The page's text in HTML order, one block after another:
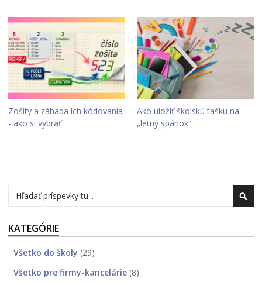
Zošity a záhada ich kódovania
- ako si vybrať
Ako uložiť školskú tašku na
„letný spánok“
Hľadať
KATEGÓRIE
Všetko do školy (29)
Všetko pre firmy-kancelárie (8)